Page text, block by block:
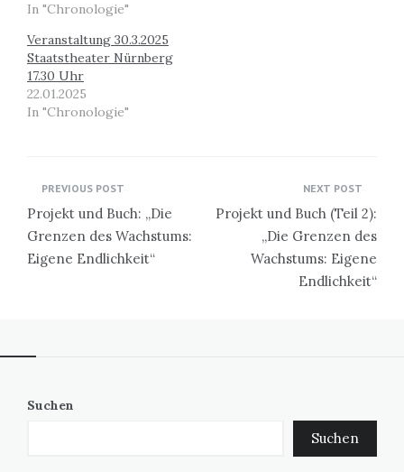
In "Chronologie"
Veranstaltung 30.3.2025
Staatstheater Nürnberg
17.30 Uhr
22.01.2025
In "Chronologie"
Beitragsnavigation
PREVIOUS POST
Projekt und Buch: „Die
Grenzen des Wachstums:
Eigene Endlichkeit“
NEXT POST
Projekt und Buch (Teil 2):
„Die Grenzen des
Wachstums: Eigene
Endlichkeit“
Suchen
Suchen